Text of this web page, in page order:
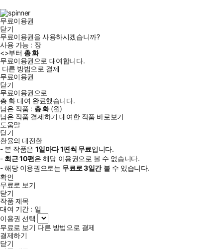
무료이용권
닫기
무료이용권을 사용하시겠습니까?
사용 가능 : 장
<>부터 총화
무료이용권으로 대여합니다.
다른 방법으로 결제
무료이용권
닫기
무료이용권으로
총 화대여 완료했습니다.
남은 작품 : 총화(원)
남은 작품 결제하기 대여한 작품 바로보기
도움말
닫기
환율의 대전환
- 본 작품은 1일마다1편씩 무료입니다.
- 최근10편은 해당 이용권으로 볼 수 없습니다.
- 해당 이용권으로는 무료로3일간볼 수 있습니다.
확인
무료로 보기
닫기
작품 제목
대여 기간 : 일
이용권 선택
무료로 보기 다른 방법으로 결제
결제하기
닫기